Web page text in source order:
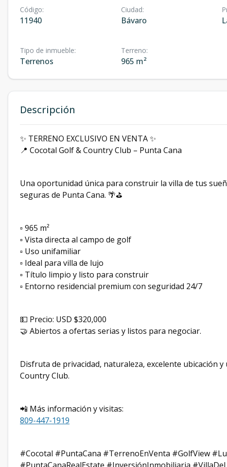
Código:
11940
Ciudad:
Bávaro
Tipo de inmueble:
Terrenos
Terreno:
965 m²
Descripción
✨ TERRENO EXCLUSIVO EN VENTA ✨
📍 Cocotal Golf & Country Club – Punta Cana
Una oportunidad única para construir la villa de tus
seguras de Punta Cana. 🌴⛳
▫️ 965 m²
▫️ Vista directa al campo de golf
▫️ Uso unifamiliar
▫️ Ideal para villa de lujo
▫️ Título limpio y listo para construir
▫️ Entorno residencial premium con seguridad 24/7
💵 Precio: USD $320,000
🤝 Abiertos a ofertas serias y listos para negociar.
Disfruta de privacidad, naturaleza, excelente ubicación
Country Club.
📲 Más información y visitas:
809-447-1919
#Cocotal #PuntaCana #TerrenoEnVenta #GolfView